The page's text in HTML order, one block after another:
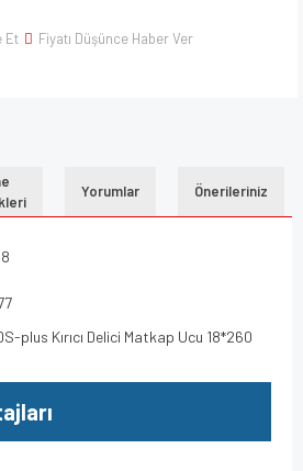
Et Fiyatı Düşünce Haber Ver
Yorumlar Önerileriniz
plus Kırıcı Delici Matkap Ucu 18*260